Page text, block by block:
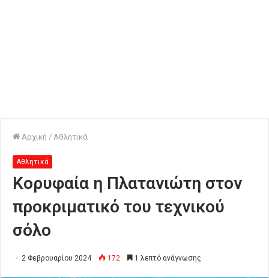
Αρχική / Αθλητικά
Αθλητικά
Κορυφαία η Πλατανιώτη στον
προκριματικό του τεχνικού
σόλο
2 Φεβρουαρίου 2024 172 1 λεπτό ανάγνωσης